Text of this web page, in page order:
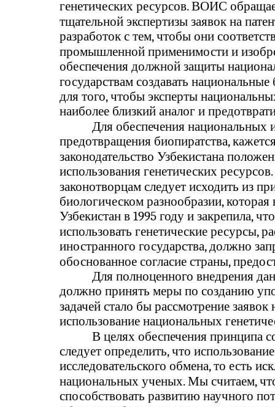
генетических ресурсов. ВОИС
тщательной экспертизы заявок на
разработок с тем, чтобы они
промышленной применимости и
обеспечения должной защиты
государствам создавать
для того, чтобы эксперты
наиболее близкий аналог и
Для обеспечения национальных
предотвращения биопиратства,
законодательство Узбекистана
использования генетических
законотворцам следует исходить из
биологическом разнообразии,
Узбекистан в 1995 году и закрепила,
использовать генетические ресурсы,
иностранного государства, должно
обоснованное согласие страны,
Для полноценного внедрения
должно принять меры по созданию
задачей стало бы рассмотрение
использование национальных
В целях обеспечения принципа
следует определить, что
исследовательского обмена, то есть
национальных ученых. Мы считаем,
способствовать развитию научного